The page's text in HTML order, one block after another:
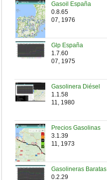
Gasoil España
0.8.65
07, 1976
Glp España
1.7.60
07, 1975
Gasolinera Diésel
1.1.58
11, 1980
Precios Gasolinas
3.1.39
11, 1973
Gasolineras Baratas
0.2.29